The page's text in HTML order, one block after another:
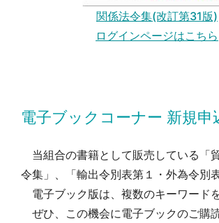
関係法令集(改訂第31版)
ログインページはこちら
電子ブックコーナー 新規申
当組合の書籍として販売している「
令集」、「輸出令別表第１・外為令別
電子ブック版は、複数のキーワード
ぜひ、この機会に電子ブックのご購